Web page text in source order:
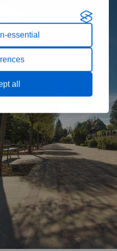
essential
all